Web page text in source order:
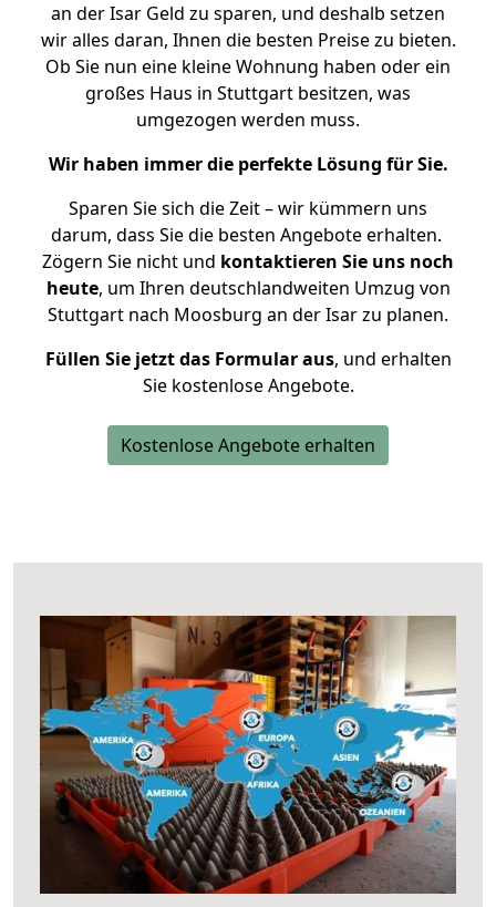
an der Isar Geld zu sparen, und deshalb setzen
wir alles daran, Ihnen die besten Preise zu bieten.
Ob Sie nun eine kleine Wohnung haben oder ein
großes Haus in Stuttgart besitzen, was
umgezogen werden muss.
Wir haben immer die perfekte Lösung für Sie.
Sparen Sie sich die Zeit – wir kümmern uns
darum, dass Sie die besten Angebote erhalten.
Zögern Sie nicht und kontaktieren Sie uns noch
heute, um Ihren deutschlandweiten Umzug von
Stuttgart nach Moosburg an der Isar zu planen.
Füllen Sie jetzt das Formular aus, und erhalten
Sie kostenlose Angebote.
Kostenlose Angebote erhalten